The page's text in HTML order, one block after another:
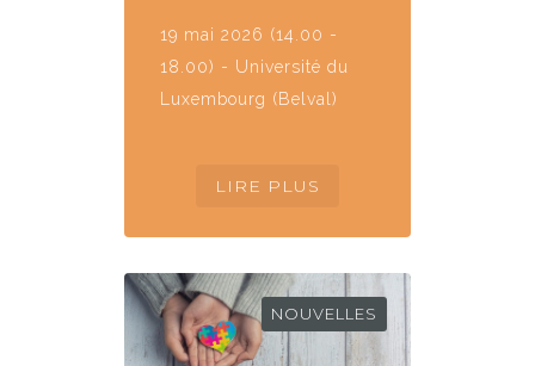
19 mai 2026 (14.00 -
18.00) - Université du
Luxembourg (Belval)
NOUVELLES